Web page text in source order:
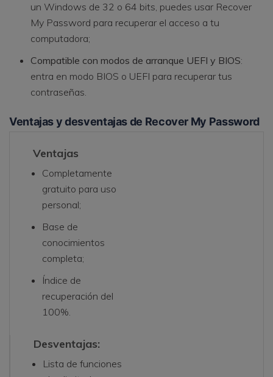
un Windows de 32 o 64 bits, puedes usar Recover
My Password para recuperar el acceso a tu
computadora;
Compatible con modos de arranque UEFI y BIOS:
entra en modo BIOS o UEFI para recuperar tus
contraseñas.
Ventajas y desventajas de Recover My Password
Ventajas
Completamente
gratuito para uso
personal;
Base de
conocimientos
completa;
Índice de
recuperación del
100%.
Desventajas:
Lista de funciones